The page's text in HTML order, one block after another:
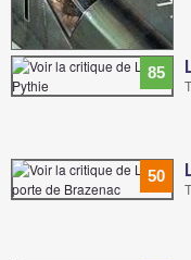
85
50